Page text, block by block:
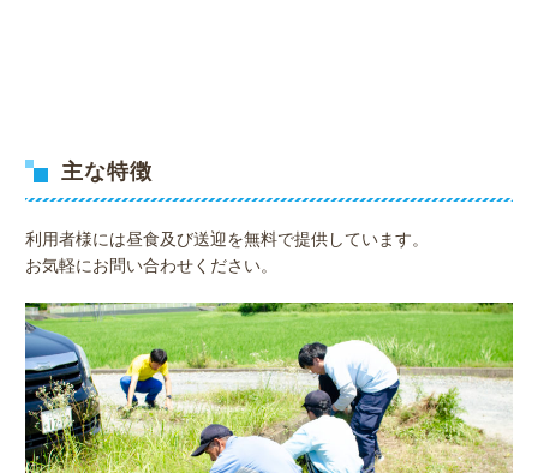
主な特徴
利用者様には昼食及び送迎を無料で提供しています。
お気軽にお問い合わせください。